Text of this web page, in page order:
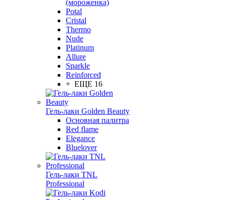
(мороженка)
Potal
Cristal
Thermo
Nude
Platinum
Allure
Sparkle
Reinforced
+ ЕЩЕ 16
Гель-лаки Golden Beauty
Основная палитра
Red flame
Elegance
Bluelover
Гель-лаки TNL
Professional